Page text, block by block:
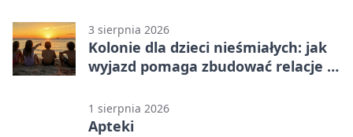
3 sierpnia 2026
Kolonie dla dzieci nieśmiałych: jak
wyjazd pomaga zbudować relacje z
1 sierpnia 2026
Apteki